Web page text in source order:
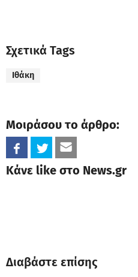
Σχετικά Tags
Ιθάκη
Μοιράσου το άρθρο:
Κάνε like στο News.gr
Διαβάστε επίσης